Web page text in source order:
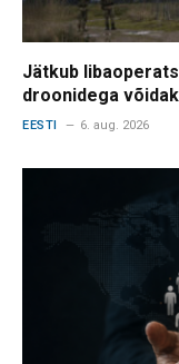
Jätkub
droonidega
EESTI 6. aug. 2026